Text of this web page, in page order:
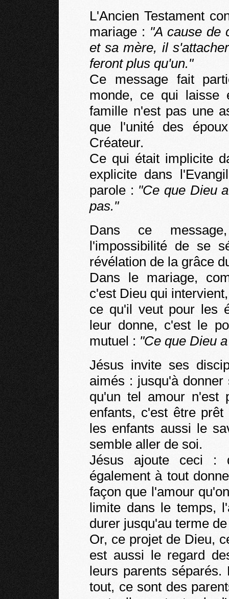
L'Ancien Testament
mariage : "A cause de
et sa mère, il
feront plus qu'un."
Ce message fait
monde, ce qui laisse
famille n'est pas une
que l'unité des
Créateur.
Ce qui était implicite
explicite dans
parole : "Ce que Dieu
pas."
Dans ce
l'impossibilité de se
révélation de la grâce
Dans le mariage,
c'est Dieu qui
ce qu'il veut pour les
leur donne, c'est le
mutuel : "Ce que Dieu
Jésus invite ses
aimés : jusqu'à
qu'un tel amour n'est
enfants, c'est être
les enfants aussi le
semble aller de soi.
Jésus ajoute ceci :
également à tout
façon que l'amour
limite dans le temps,
durer jusqu'au terme
Or, ce projet de Dieu,
est aussi le regard
leurs parents séparés.
tout, ce sont des